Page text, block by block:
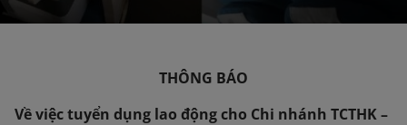
THÔNG BÁO
Về việc tuyển dụng lao động cho Chi nhánh TCTHK –